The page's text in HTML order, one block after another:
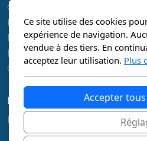
Qui suis-je ?
Mes offres
FAQ
Prendre RDV
Contact
Légal
Politique de confidentialité
Ce site utilise des cookies
expérience de navigation.
vendue à des tiers. En
acceptez leur utilisation. Plus
Accepter